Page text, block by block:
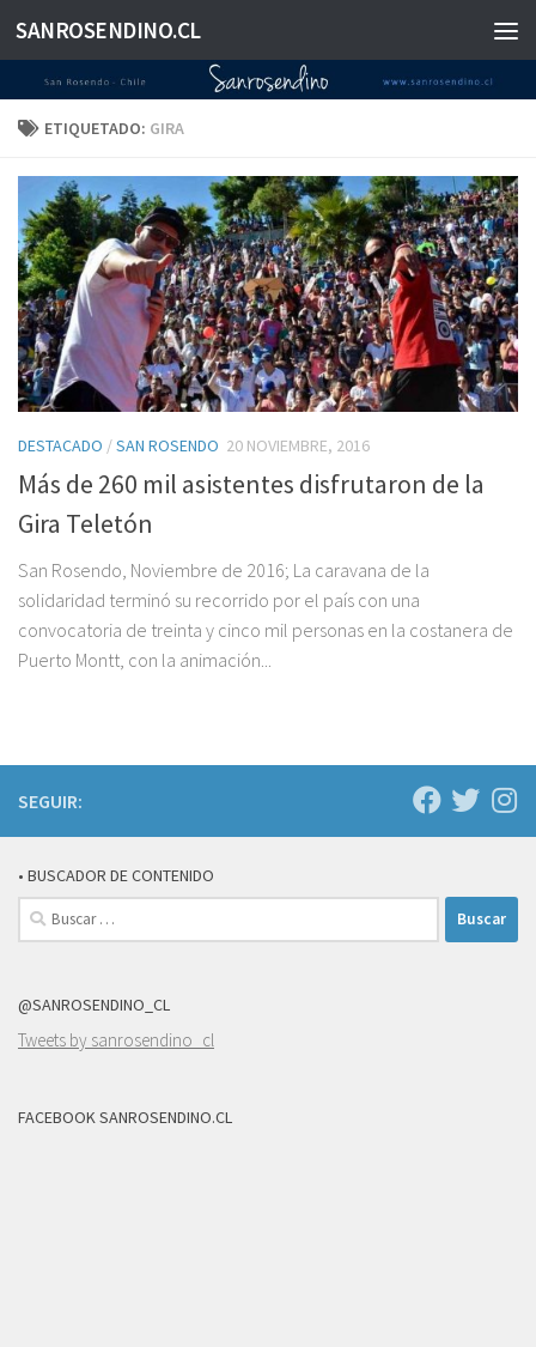
Saltar al contenido
SANROSENDINO.CL
ETIQUETADO: GIRA
DESTACADO /SAN ROSENDO 20 NOVIEMBRE, 2016
Más de 260 mil asistentes disfrutaron de la
Gira Teletón
San Rosendo, Noviembre de 2016; La caravana de la
solidaridad terminó su recorrido por el país con una
convocatoria de treinta y cinco mil personas en la costanera de
Puerto Montt, con la animación...
SEGUIR:
• BUSCADOR DE CONTENIDO
Buscar:
@SANROSENDINO_CL
Tweets by sanrosendino_cl
FACEBOOK SANROSENDINO.CL